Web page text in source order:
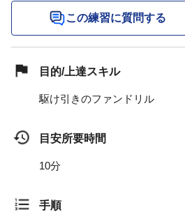
この練習に質問する
目的/上達スキル
駆け引きのファンドリル
目安所要時間
10分
手順